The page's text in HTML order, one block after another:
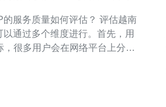
服务质量如何评估？ 评估越南
通过多个维度进行。首先，用
，很多用户会在网络平台上分享
。此外，住宅的维护和管理服